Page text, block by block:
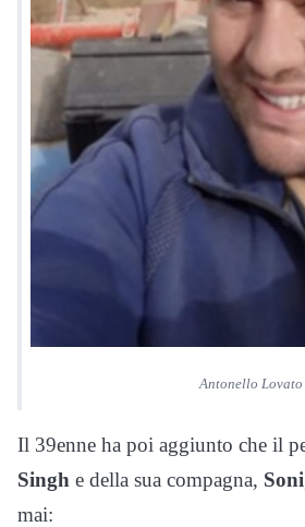
Antonello Lovato
Il 39enne ha poi aggiunto che il
Singh e della sua compagna, Soni
mai: